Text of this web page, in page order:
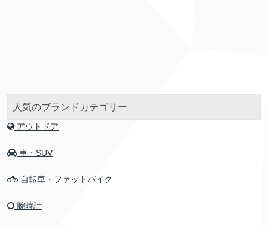
人気のブランドカテゴリー
アウトドア
車・SUV
自転車・ファットバイク
腕時計